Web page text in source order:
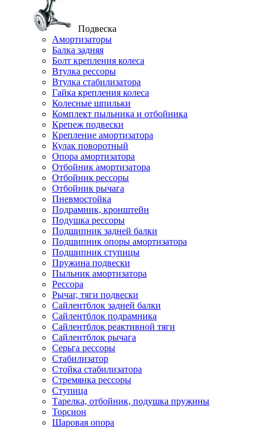
Подвеска
Амортизаторы
Балка задняя
Болт крепления колеса
Втулка рессоры
Втулка стабилизатора
Гайка крепления колеса
Колесные шпильки
Комплект пыльника и отбойника
Крепеж подвески
Крепление амортизатора
Кулак поворотный
Опора амортизатора
Отбойник амортизатора
Отбойник рессоры
Отбойник рычага
Пневмостойка
Подрамник, кронштейн
Подушка рессоры
Подшипник задней балки
Подшипник опоры амортизатора
Подшипник ступицы
Пружина подвески
Пыльник амортизатора
Рессора
Рычаг, тяги подвески
Сайлентблок задней балки
Сайлентблок подрамника
Сайлентблок реактивной тяги
Сайлентблок рычага
Серьга рессоры
Стабилизатор
Стойка стабилизатора
Стремянка рессоры
Ступица
Тарелка, отбойник, подушка пружины
Торсион
Шаровая опора